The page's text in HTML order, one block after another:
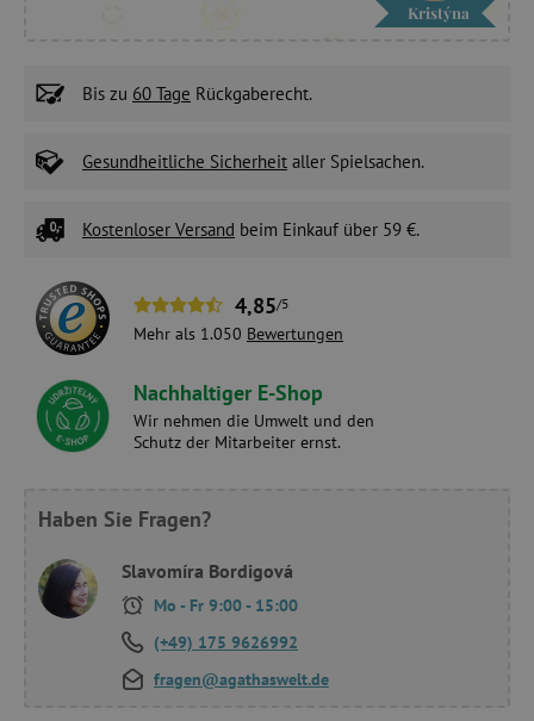
Kristýna
Bis zu 60 Tage Rückgaberecht.
Gesundheitliche Sicherheit aller Spielsachen.
Kostenloser Versand beim Einkauf über 59 €.
4,85/5
Mehr als 1.050 Bewertungen
Nachhaltiger E-Shop
Wir nehmen die Umwelt und den
Schutz der Mitarbeiter ernst.
Haben Sie Fragen?
Slavomíra Bordigová
Mo - Fr 9:00 - 15:00
(+49) 175 9626992
fragen@agathaswelt.de